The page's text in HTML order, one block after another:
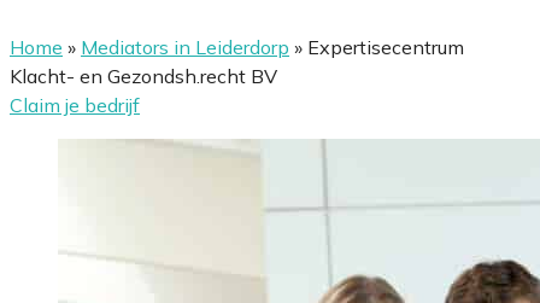
Home » Mediators in Leiderdorp » Expertisecentrum
Klacht- en Gezondsh.recht BV
Claim je bedrijf